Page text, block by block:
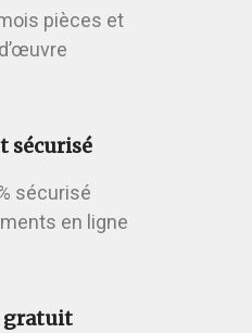
pièces et
sécurisé
sécurisé
en ligne
gratuit